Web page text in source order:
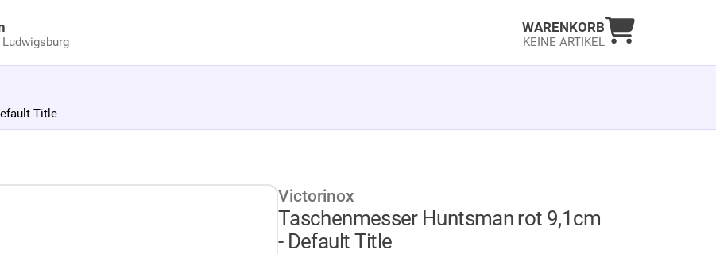
Ludwigsburg
WARENKORB
KEINE ARTIKEL
Warenkorb
Title
Victorinox
Taschenmesser Huntsman rot 9,1cm
- Default Title